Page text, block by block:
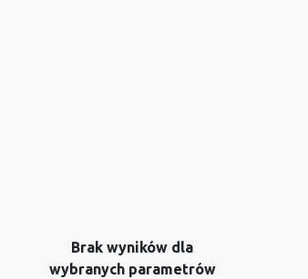
Brak wyników dla
wybranych parametrów